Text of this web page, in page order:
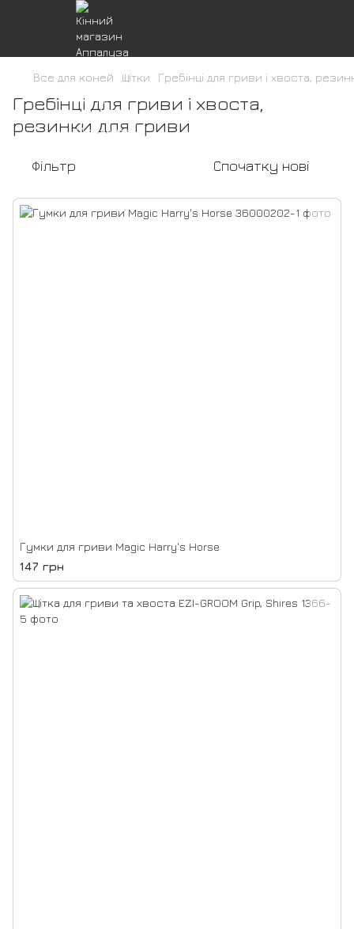
Все для коней Щітки Гребінці для гриви і хвоста,
Гребінці для гриви і хвоста,
резинки для гриви
Фільтр Спочатку нові
Гумки для гриви Magic Harry's Horse
147 грн